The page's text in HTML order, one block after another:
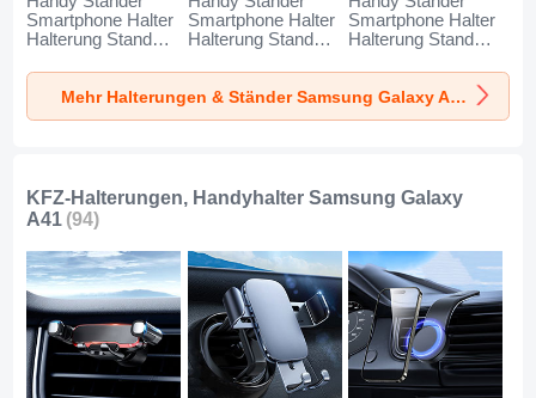
Smartphone Halter
Halterung Stand
Samsung Galaxy
A41 Silber
Smartphone Halter
Halterung Stand
Samsung Galaxy
A41 Weiß
Smartphone Halter
Halterung Stand
Samsung Galaxy
A41 SchwarzMehr Halterungen & Ständer Samsung Galaxy A41
KFZ-Halterungen, Handyhalter Samsung Galaxy
A41 (94)